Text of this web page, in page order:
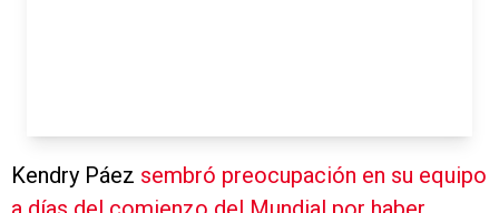
Kendry Páez sembró preocupación en su equipo